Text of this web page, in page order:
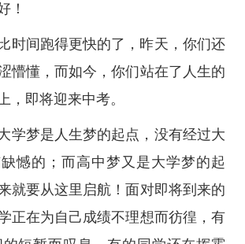
！
时间跑得更快的了，昨天，你们还
懵懂，而如今，你们站在了人生的
，即将迎来中考。
学梦是人生梦的起点，没有经过大
憾的；而高中梦又是大学梦的起
就要从这里启航！面对即将到来的
正在为自己成绩不理想而彷徨，有